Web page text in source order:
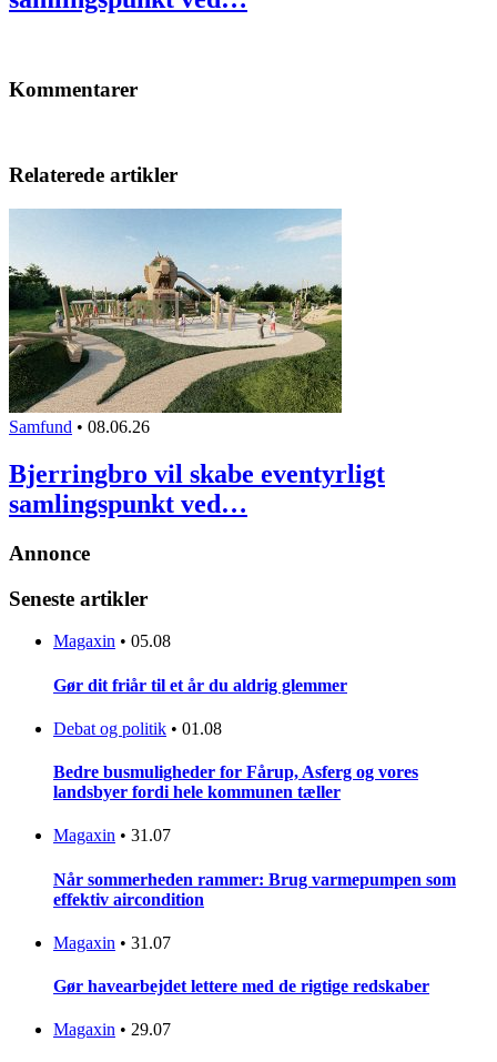
Kommentarer
Relaterede artikler
Samfund • 08.06.26
Bjerringbro vil skabe eventyrligt
samlingspunkt ved…
Annonce
Seneste artikler
Magaxin • 05.08
Gør dit friår til et år du aldrig glemmer
Debat og politik • 01.08
Bedre busmuligheder for Fårup, Asferg og vores
landsbyer fordi hele kommunen tæller
Magaxin • 31.07
Når sommerheden rammer: Brug varmepumpen som
effektiv aircondition
Magaxin • 31.07
Gør havearbejdet lettere med de rigtige redskaber
Magaxin • 29.07